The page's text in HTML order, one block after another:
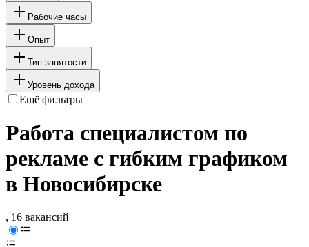
Рабочие часы
Опыт
Тип занятости
Уровень дохода
Ещё фильтры
Работа специалистом по
рекламе с гибким графиком
в Новосибирске
, 16 вакансий